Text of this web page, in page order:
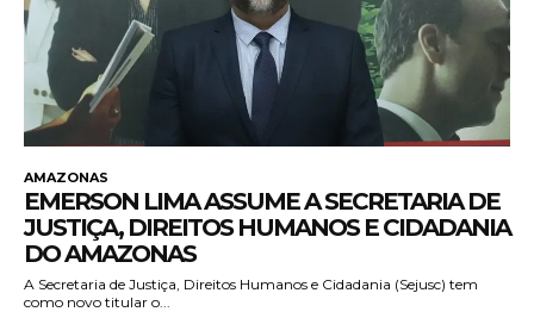
AMAZONAS
EMERSON LIMA ASSUME A SECRETARIA DE
JUSTIÇA, DIREITOS HUMANOS E CIDADANIA
DO AMAZONAS
A Secretaria de Justiça, Direitos Humanos e Cidadania (Sejusc) tem
como novo titular o...